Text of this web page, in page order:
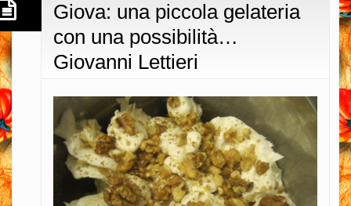
Giova: una piccola gelateria
con una possibilità…
Giovanni Lettieri